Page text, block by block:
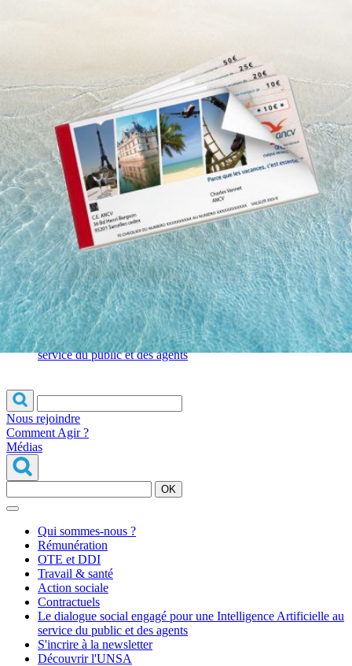
Qui
sommes-
nous ?
S'inscrire à
la
newsletter
Découvrir
l'UNSA
Rémunération
|
OTE et DDI
Travail & santé
|
Action sociale
|
Contractuels
|
Le dialogue social engagé pour une Intelligence Artificielle au
service du public et des agents
Nous rejoindre
Comment Agir ?
Médias
OK
Qui sommes-nous ?
Rémunération
OTE et DDI
Travail & santé
Action sociale
Contractuels
Le dialogue social engagé pour une Intelligence Artificielle au
service du public et des agents
S'incrire à la newsletter
Découvrir l'UNSA